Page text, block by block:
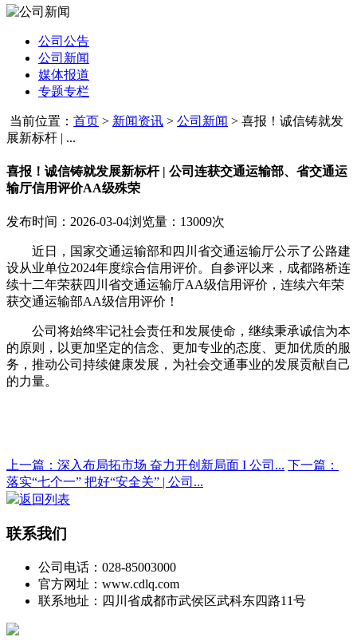
公司公告
公司新闻
媒体报道
专题专栏
当前位置： 首页 > 新闻资讯 > 公司新闻 > 喜报！诚信铸就发
展新标杆 | ...
喜报！诚信铸就发展新标杆 | 公司连获交通运输部、省交通运
输厅信用评价AA级殊荣
发布时间：2026-03-04浏览量：13009次
近日，国家交通运输部和四川省交通运输厅公示了公路建
设从业单位2024年度综合信用评价。自参评以来，成都路桥连
续十二年荣获四川省交通运输厅AA级信用评价，连续六年荣
获交通运输部AA级信用评价！
公司将始终牢记社会责任和发展使命，继续秉承诚信为本
的原则，以更加坚定的信念、更加专业的态度、更加优质的服
务，推动公司持续健康发展，为社会交通事业的发展贡献自己
的力量。
上一篇：深入布局拓市场 奋力开创新局面 I 公司... 下一篇：
落实“七个一” 把好“安全关” | 公司...
返回列表
联系我们
公司电话：028-85003000
官方网址：www.cdlq.com
联系地址：四川省成都市武侯区武科东四路11号